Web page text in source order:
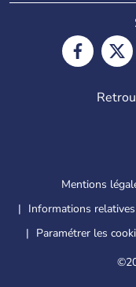
Mentions
Informations
Paramétrer les
©